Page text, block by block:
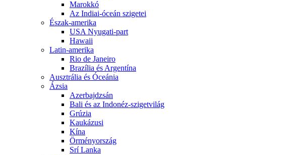
Marokkó
Az Indiai-óceán szigetei
Észak-amerika
USA Nyugati-part
Hawaii
Latin-amerika
Rio de Janeiro
Brazília és Argentína
Ausztrália és Óceánia
Ázsia
Azerbajdzsán
Bali és az Indonéz-szigetvilág
Grúzia
Kaukázusi
Kína
Örményország
Srí Lanka